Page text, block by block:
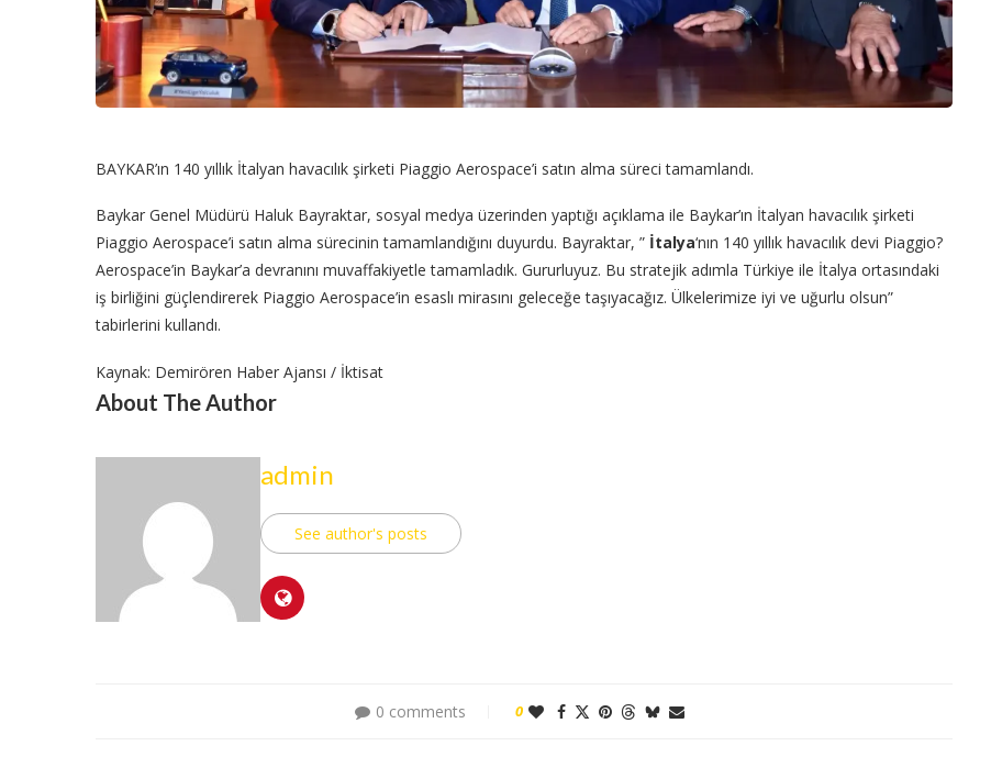
BAYKAR’ın 140 yıllık İtalyan havacılık şirketi Piaggio Aerospace’i satın alma süreci tamamlandı.
Baykar Genel Müdürü Haluk Bayraktar, sosyal medya üzerinden yaptığı açıklama ile Baykar’ın İtalyan havacılık şirketi
Piaggio Aerospace’i satın alma sürecinin tamamlandığını duyurdu. Bayraktar, ” İtalya‘nın 140 yıllık havacılık devi Piaggio?
Aerospace’in Baykar’a devranını muvaffakiyetle tamamladık. Gururluyuz. Bu stratejik adımla Türkiye ile İtalya ortasındaki
iş birliğini güçlendirerek Piaggio Aerospace’in esaslı mirasını geleceğe taşıyacağız. Ülkelerimize iyi ve uğurlu olsun”
tabirlerini kullandı.
Kaynak: Demirören Haber Ajansı / İktisat
About The Author
admin
See author's posts
0 comments 0